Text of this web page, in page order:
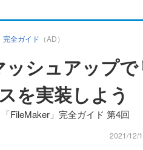
完全ガイド （AD）
シュアップで
を実装しよう
FileMaker」完全ガイド 第4回
2021/12/